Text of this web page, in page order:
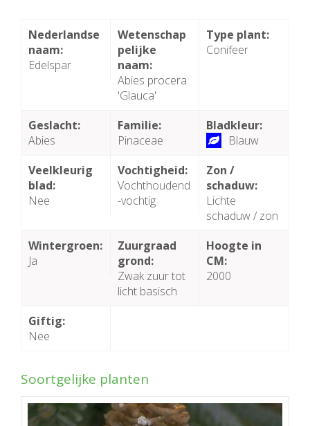
Nederlandse
naam:
Edelspar
Wetenschap
pelijke
naam:
Abies procera
'Glauca'
Type plant:
Conifeer
Geslacht:
Abies
Familie:
Pinaceae
Bladkleur:
Blauw
Veelkleurig
blad:
Nee
Vochtigheid:
Vochthoudend
-vochtig
Zon /
schaduw:
Lichte
schaduw / zon
Wintergroen:
Ja
Zuurgraad
grond:
Zwak zuur tot
licht basisch
Hoogte in
CM:
2000
Giftig:
Nee
Soortgelijke planten